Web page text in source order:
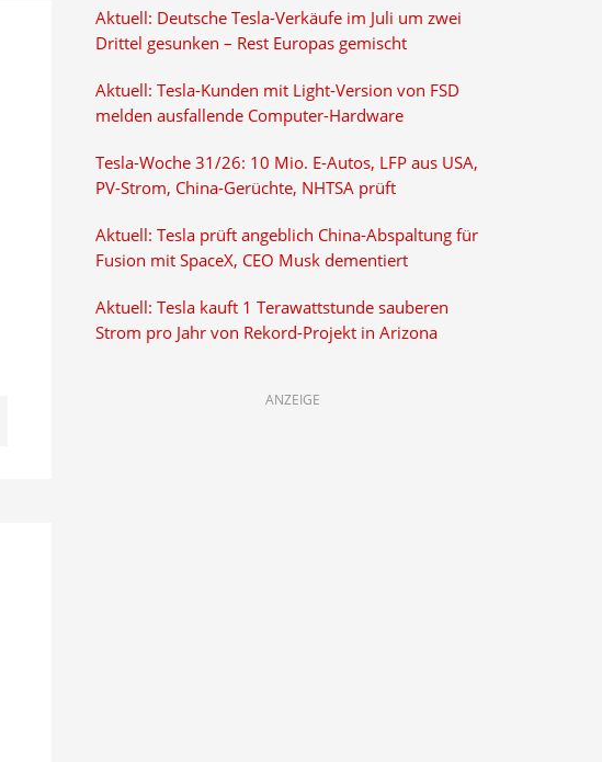
Aktuell: Deutsche Tesla-Verkäufe im Juli um zwei
Drittel gesunken – Rest Europas gemischt
Aktuell: Tesla-Kunden mit Light-Version von FSD
melden ausfallende Computer-Hardware
Tesla-Woche 31/26: 10 Mio. E-Autos, LFP aus USA,
PV-Strom, China-Gerüchte, NHTSA prüft
Aktuell: Tesla prüft angeblich China-Abspaltung für
Fusion mit SpaceX, CEO Musk dementiert
Aktuell: Tesla kauft 1 Terawattstunde sauberen
Strom pro Jahr von Rekord-Projekt in Arizona
ANZEIGE